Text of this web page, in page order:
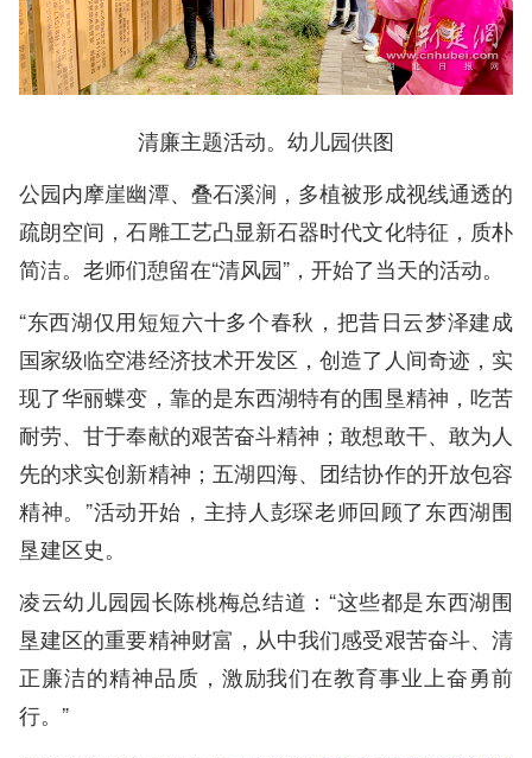
清廉主题活动。幼儿园供图
公园内摩崖幽潭、叠石溪涧，多植被形成视线通透的
疏朗空间，石雕工艺凸显新石器时代文化特征，质朴
简洁。老师们憩留在“清风园”，开始了当天的活动。
“东西湖仅用短短六十多个春秋，把昔日云梦泽建成
国家级临空港经济技术开发区，创造了人间奇迹，实
现了华丽蝶变，靠的是东西湖特有的围垦精神，吃苦
耐劳、甘于奉献的艰苦奋斗精神；敢想敢干、敢为人
先的求实创新精神；五湖四海、团结协作的开放包容
精神。”活动开始，主持人彭琛老师回顾了东西湖围
垦建区史。
凌云幼儿园园长陈桃梅总结道：“这些都是东西湖围
垦建区的重要精神财富，从中我们感受艰苦奋斗、清
正廉洁的精神品质，激励我们在教育事业上奋勇前
行。”